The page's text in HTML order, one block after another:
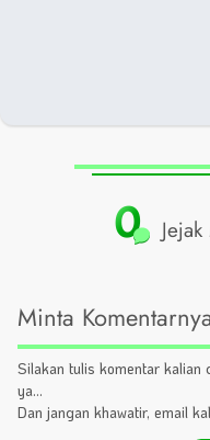
0
Minta
Silakan tulis komentar kalian
ya...
Dan jangan khawatir, email